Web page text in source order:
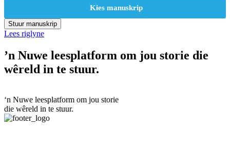
Kies manuskrip
Stuur manuskrip
Lees riglyne
’n Nuwe leesplatform om jou storie die
wêreld in te stuur.
‘n Nuwe leesplatform om jou storie
die wêreld in te stuur.